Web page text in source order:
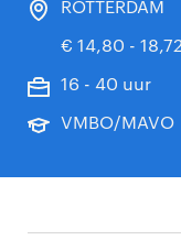
ROTTERDAM
€ 14,80 -
16 - 40 uur
VMBO/MAVO